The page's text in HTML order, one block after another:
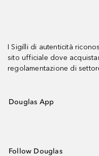
I Sigilli di autenticità
sito ufficiale dove
regolamentazione di
Douglas App
Follow Douglas